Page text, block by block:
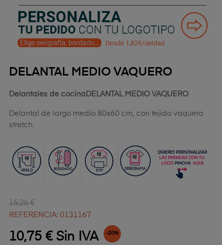
DELANTAL MEDIO VAQUERO
Delantales de cocina DELANTAL MEDIO VAQUERO
Delantal de largo medio 80x60 cm, con tejido vaquero
stretch.
16,26 €
REFERENCIA: 0131167
10,75 € Sin IVA -20%